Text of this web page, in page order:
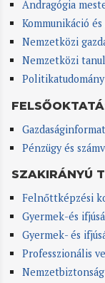
Andragógia
Kommunikáció
Nemzetközi
Nemzetközi
Pénzügy és
SZAKIRÁNYÚ
Felnőttképzési
Gyermek-és
Gyermek- és
Professzionális